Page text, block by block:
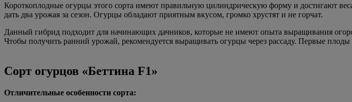
Короткоплодные огурцы этого сорта имеют правильную цилиндрическую форму и достигают
дать два урожая за сезон. Огурцы обладают приятным вкусом, громко хрустят и не горчат.
Данный гибрид подходит для начинающих дачников, которые не имеют опыта выращивания
Чтобы получить ранний урожай, рекомендуется выращивать огурцы через рассаду. Первые плоды
Сорт огурцов «Беттина F1»
Отличительные особенности сорта: